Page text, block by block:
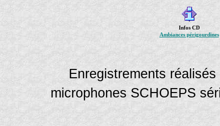
Infos CD
Ambiances périgourdines
Enregistrements
microphones SCHOEPS